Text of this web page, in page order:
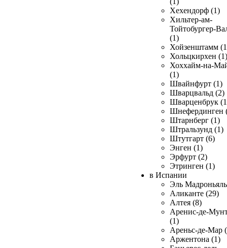
Хехендорф (1)
Хильтер-ам-
Тойтобургер-
(1)
Хойзенштамм
Хольцкирхен (1)
Хоххайм-на-
(1)
Швайнфурт (1)
Шварцвальд (2)
Шварценбрук
Шнефердинген
Штарнберг (1)
Штральзунд (1)
Штутгарт (6)
Энген (1)
Эрфурт (2)
Этринген (1)
в Испании
Эль
Аликанте (29)
Алтея (8)
Аренис-де-
(1)
Ареньс-де-Мар
Аржентона (1)